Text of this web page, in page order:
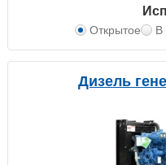
Открытое В
Дизель